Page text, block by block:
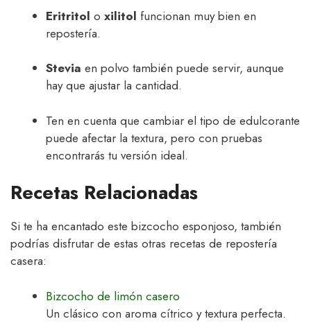
Eritritol o xilitol funcionan muy bien en
repostería.
Stevia en polvo también puede servir, aunque
hay que ajustar la cantidad.
Ten en cuenta que cambiar el tipo de edulcorante
puede afectar la textura, pero con pruebas
encontrarás tu versión ideal.
Recetas Relacionadas
Si te ha encantado este bizcocho esponjoso, también
podrías disfrutar de estas otras recetas de repostería
casera:
Bizcocho de limón casero
Un clásico con aroma cítrico y textura perfecta.